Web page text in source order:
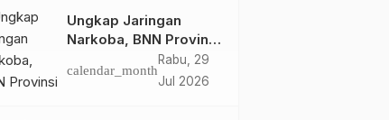
Ungkap Jaringan
Narkoba, BNN Provinsi
Jambi dan Bea Cukai
Amankan Sembilan
calendar_month
Rabu, 29
Jul 2026